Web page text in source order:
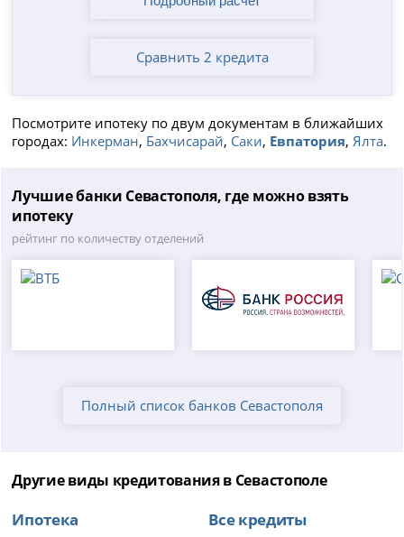
Сравнить 2 кредита
Посмотрите ипотеку по двум документам в ближайших
городах: Инкерман, Бахчисарай, Саки, Евпатория, Ялта.
Лучшие банки Севастополя, где можно взять
ипотеку
рейтинг по количеству отделений
Полный список банков Севастополя
Другие виды кредитования в Севастополе
Ипотека
Все кредиты